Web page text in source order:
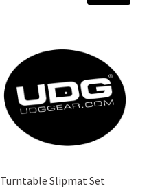
Turntable Slipmat Set